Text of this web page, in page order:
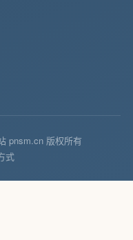
pnsm.cn 版权所有
式